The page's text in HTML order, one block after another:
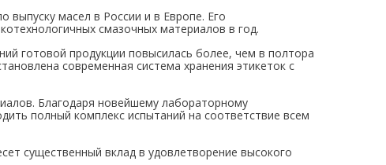
выпуску масел в России и в Европе. Его
смазочных материалов в год.
готовой продукции повысилась более, чем в полтора
современная система хранения этикеток с
Благодаря новейшему лабораторному
полный комплекс испытаний на соответствие всем
существенный вклад в удовлетворение высокого